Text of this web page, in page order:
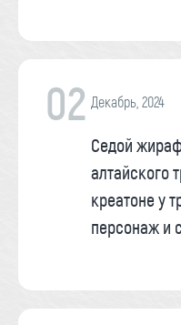
02 Декабрь, 2024
Седой
алтайского
креатоне у
персонаж и